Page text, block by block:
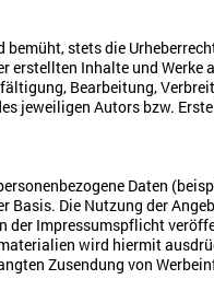
bemüht, stets die
erstellten Inhalte und
Bearbeitung,
jeweiligen Autors bzw.
Daten
Die Nutzung der
der Impressumspflicht
wird hiermit
Zusendung von